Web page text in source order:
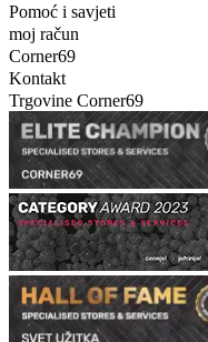
Pomoć i savjeti
moj račun
Corner69
Kontakt
Trgovine Corner69